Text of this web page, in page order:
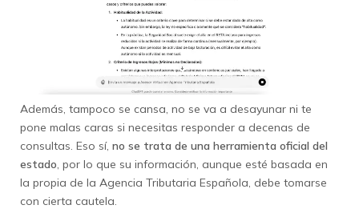
Además, tampoco se cansa, no se va a desayunar ni te
pone malas caras si necesitas responder a decenas de
consultas. Eso sí, no se trata de una herramienta oficial del
estado, por lo que su información, aunque esté basada en
la propia de la Agencia Tributaria Española, debe tomarse
con cierta cautela.